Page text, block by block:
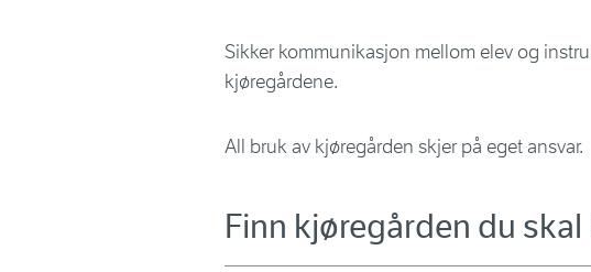
Sikker kommunikasjon mellom elev og
kjøregårdene.
All bruk av kjøregården skjer på eget ansvar.
Finn kjøregården du skal